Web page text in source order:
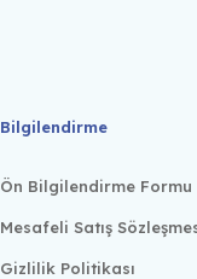
Bilgilendirme
Ön Bilgilendirme Formu
Mesafeli Satış
Gizlilik Politikası